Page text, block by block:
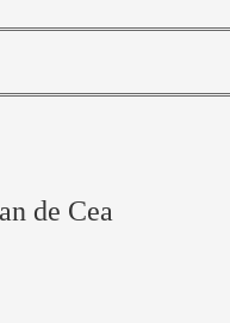
de Cea